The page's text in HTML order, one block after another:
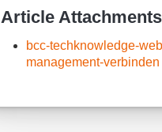
Article Attachments
bcc-techknowledge-
management-verbinden